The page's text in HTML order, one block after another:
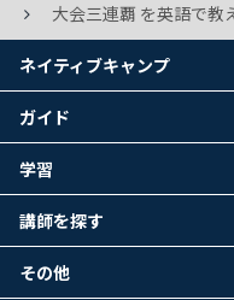
大会三連覇 を英語で教
ネイティブキャンプ
ガイド
学習
講師を探す
その他